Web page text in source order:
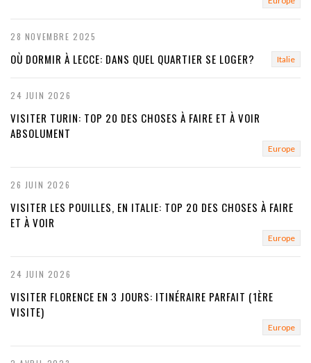
28 NOVEMBRE 2025
OÙ DORMIR À LECCE: DANS QUEL QUARTIER SE LOGER? Italie
24 JUIN 2026
VISITER TURIN: TOP 20 DES CHOSES À FAIRE ET À VOIR
ABSOLUMENT
Europe
26 JUIN 2026
VISITER LES POUILLES, EN ITALIE: TOP 20 DES CHOSES À FAIRE
ET À VOIR
Europe
24 JUIN 2026
VISITER FLORENCE EN 3 JOURS: ITINÉRAIRE PARFAIT (1ÈRE
VISITE)
Europe